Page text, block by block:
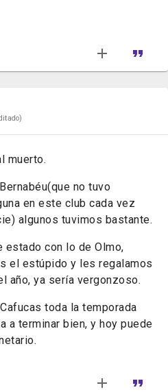
muerto.
no tuvo
en este club cada vez
algunos tuvimos bastante.
con lo de Olmo,
el estúpido y les regalamos
año, ya sería vergonzoso.
toda la temporada
a terminar bien, y hoy puede